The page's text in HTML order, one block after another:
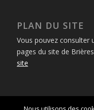
PLAN DU SITE
Vous pouvez consulter
pages du site de
site